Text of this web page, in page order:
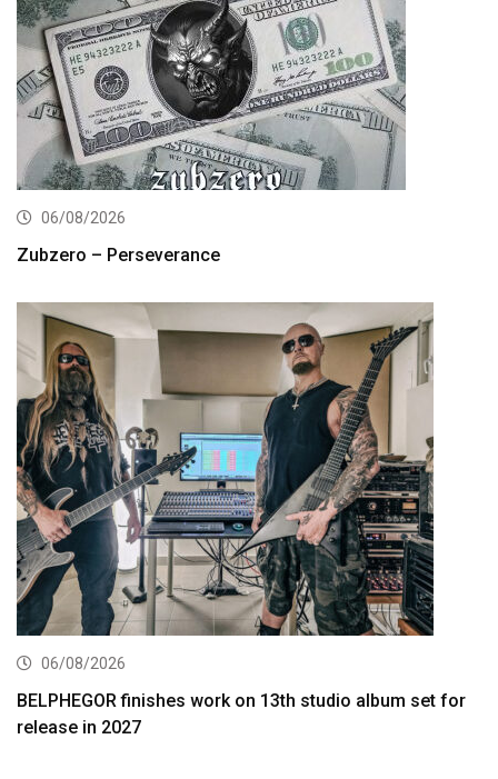
06/08/2026
Zubzero – Perseverance
06/08/2026
BELPHEGOR finishes work on 13th studio album set for
release in 2027